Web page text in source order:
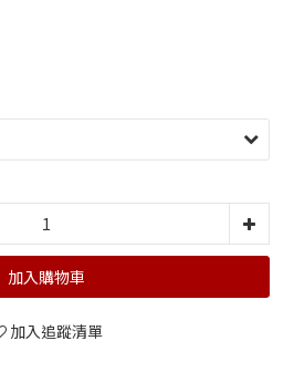
加入購物車
加入追蹤清單